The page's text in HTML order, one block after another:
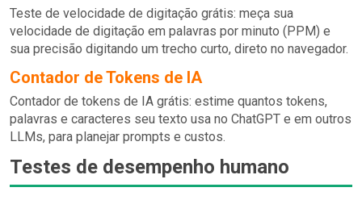
Teste de velocidade de digitação grátis: meça sua
velocidade de digitação em palavras por minuto (PPM) e
sua precisão digitando um trecho curto, direto no navegador.
Contador de Tokens de IA
Contador de tokens de IA grátis: estime quantos tokens,
palavras e caracteres seu texto usa no ChatGPT e em outros
LLMs, para planejar prompts e custos.
Testes de desempenho humano